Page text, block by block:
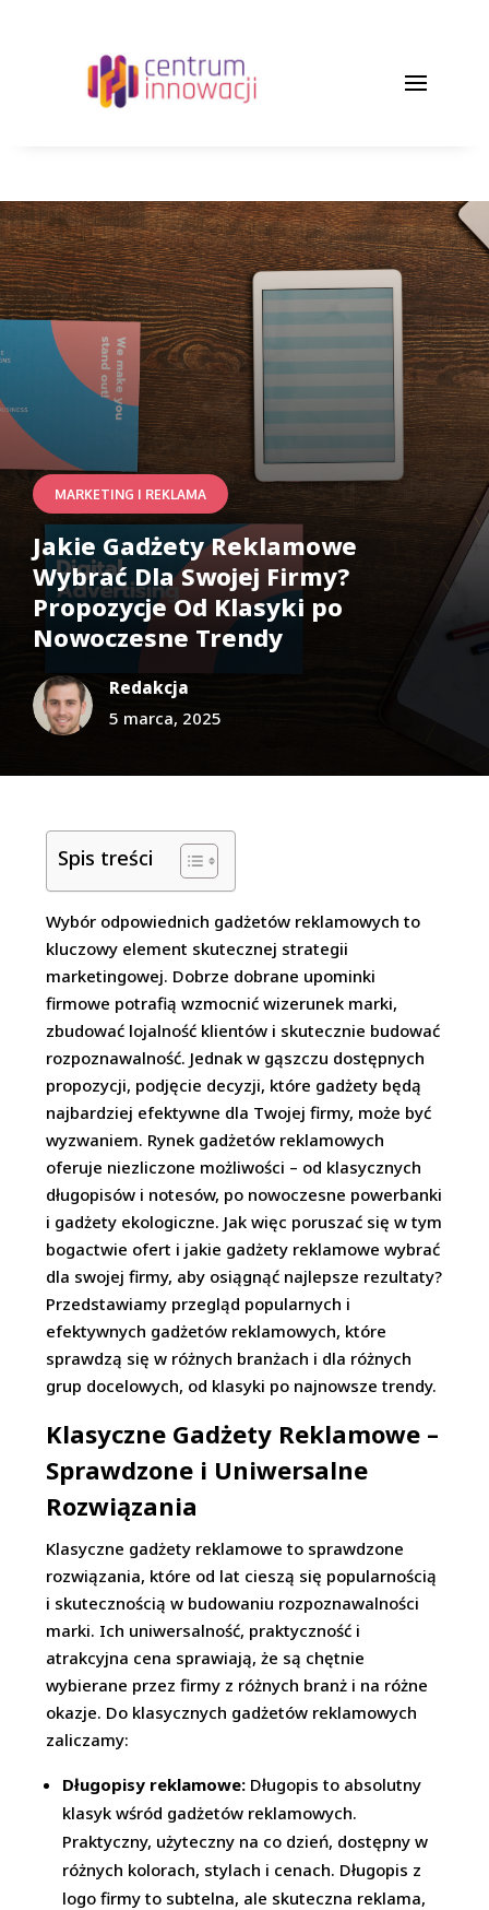
MARKETING I REKLAMA
Jakie Gadżety Reklamowe
Wybrać Dla Swojej Firmy?
Propozycje Od Klasyki po
Nowoczesne Trendy
Redakcja
5 marca, 2025
Spis treści
Wybór odpowiednich gadżetów reklamowych to
kluczowy element skutecznej strategii
marketingowej. Dobrze dobrane upominki
firmowe potrafią wzmocnić wizerunek marki,
zbudować lojalność klientów i skutecznie budować
rozpoznawalność. Jednak w gąszczu dostępnych
propozycji, podjęcie decyzji, które gadżety będą
najbardziej efektywne dla Twojej firmy, może być
wyzwaniem. Rynek gadżetów reklamowych
oferuje niezliczone możliwości – od klasycznych
długopisów i notesów, po nowoczesne powerbanki
i gadżety ekologiczne. Jak więc poruszać się w tym
bogactwie ofert i jakie gadżety reklamowe wybrać
dla swojej firmy, aby osiągnąć najlepsze rezultaty?
Przedstawiamy przegląd popularnych i
efektywnych gadżetów reklamowych, które
sprawdzą się w różnych branżach i dla różnych
grup docelowych, od klasyki po najnowsze trendy.
Klasyczne Gadżety Reklamowe –
Sprawdzone i Uniwersalne
Rozwiązania
Klasyczne gadżety reklamowe to sprawdzone
rozwiązania, które od lat cieszą się popularnością
i skutecznością w budowaniu rozpoznawalności
marki. Ich uniwersalność, praktyczność i
atrakcyjna cena sprawiają, że są chętnie
wybierane przez firmy z różnych branż i na różne
okazje. Do klasycznych gadżetów reklamowych
zaliczamy:
Długopisy reklamowe: Długopis to absolutny
klasyk wśród gadżetów reklamowych.
Praktyczny, użyteczny na co dzień, dostępny w
różnych kolorach, stylach i cenach. Długopis z
logo firmy to subtelna, ale skuteczna reklama,